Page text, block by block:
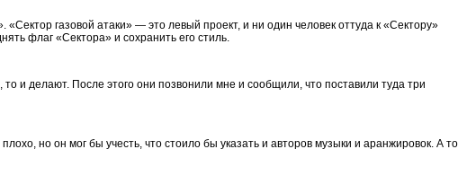
газовой атаки» — это левый проект, и ни один человек оттуда к «Сектору»
флаг «Сектора» и сохранить его стиль.
и делают. После этого они позвонили мне и сообщили, что поставили туда три
но он мог бы учесть, что стоило бы указать и авторов музыки и аранжировок. А то